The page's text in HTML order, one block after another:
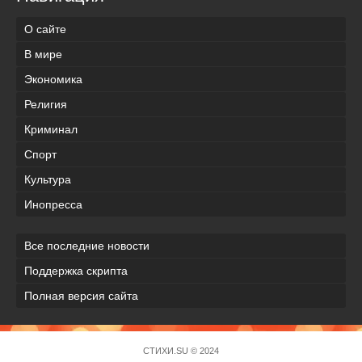
О сайте
В мире
Экономика
Религия
Криминал
Спорт
Культура
Инопресса
Все последние новости
Поддержка скрипта
Полная версия сайта
СТИХИ.SU © 2024